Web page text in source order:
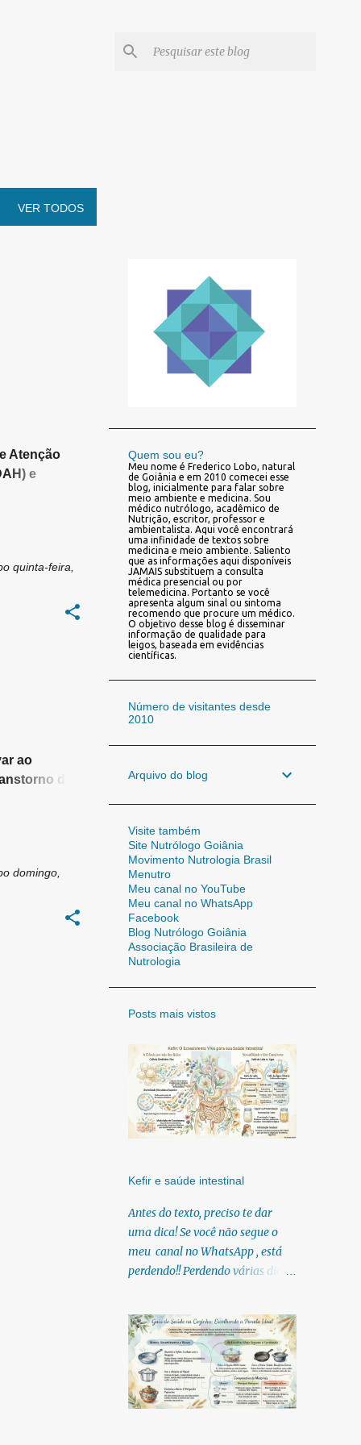
VER TODOS
Atenção
e
quinta-feira,
ao
de
domingo,
Quem sou eu?
Meu nome é Frederico Lobo, natural
de Goiânia e em 2010 comecei esse
blog, inicialmente para falar sobre
meio ambiente e medicina. Sou
médico nutrólogo, acadêmico de
Nutrição, escritor, professor e
ambientalista. Aqui você encontrará
uma infinidade de textos sobre
medicina e meio ambiente. Saliento
que as informações aqui disponíveis
JAMAIS substituem a consulta
médica presencial ou por
telemedicina. Portanto se você
apresenta algum sinal ou sintoma
recomendo que procure um médico.
O objetivo desse blog é disseminar
informação de qualidade para
leigos, baseada em evidências
científicas.
Número de visitantes desde
2010
Arquivo do blog
Visite também
Site Nutrólogo Goiânia
Movimento Nutrologia Brasil
Menutro
Meu canal no YouTube
Meu canal no WhatsApp
Facebook
Blog Nutrólogo Goiânia
Associação Brasileira de
Nutrologia
Posts mais vistos
Kefir e saúde intestinal
Antes do texto, preciso te dar
uma dica! Se você não segue o
meu canal no WhatsApp , está
perdendo!! Perdendo várias dicas,
infográficos, o link para
download dos meus e-books.
Para acessar clique no link:
https://whatsapp.com/channel/0
029Vb6U4AqKgsNzkBhubA40